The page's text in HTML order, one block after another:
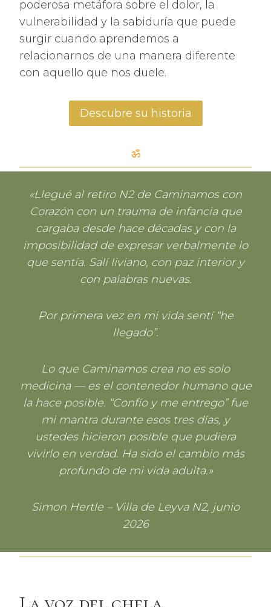
poderosa metáfora sobre el dolor, la
vulnerabilidad y la sabiduría que puede
surgir cuando aprendemos a
relacionarnos de una manera diferente
con aquello que nos duele.
Descubre su historia
ॐ
«Llegué al retiro N2 de Caminamos con
Corazón con un trauma de infancia que
cargaba desde hace décadas y con la
imposibilidad de expresar verbalmente lo
que sentía. Salí liviano, con paz interior y
con palabras nuevas.
Por primera vez en mi vida sentí “he
llegado”.
Lo que Caminamos crea no es solo
medicina — es el contenedor humano que
la hace posible. “Confío y me entrego” fue
mi mantra durante esos tres días, y
ustedes hicieron posible que pudiera
vivirlo en verdad. Ha sido el cambio más
profundo de mi vida adulta.»
Simon Hertle – Villa de Leyva N2, junio
2026